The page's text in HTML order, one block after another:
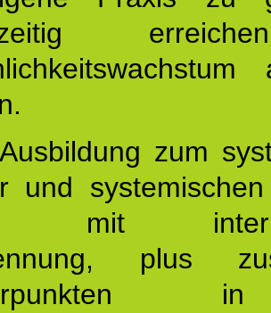
zum
und
mit
plus